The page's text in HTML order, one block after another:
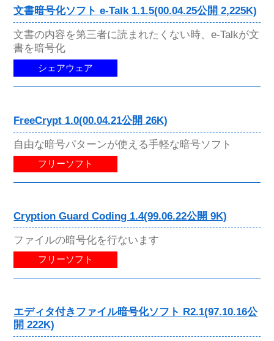
文書暗号化ソフト e-Talk 1.1.5(00.04.25公開 2,225K)
文書の内容を第三者に読まれたくない時、e-Talkが文
書を暗号化
シェアウェア
FreeCrypt 1.0(00.04.21公開 26K)
自由な暗号パターンが使える手軽な暗号ソフト
フリーソフト
Cryption Guard Coding 1.4(99.06.22公開 9K)
ファイルの暗号化を行ないます
フリーソフト
エディタ付きファイル暗号化ソフト R2.1(97.10.16公
開 222K)